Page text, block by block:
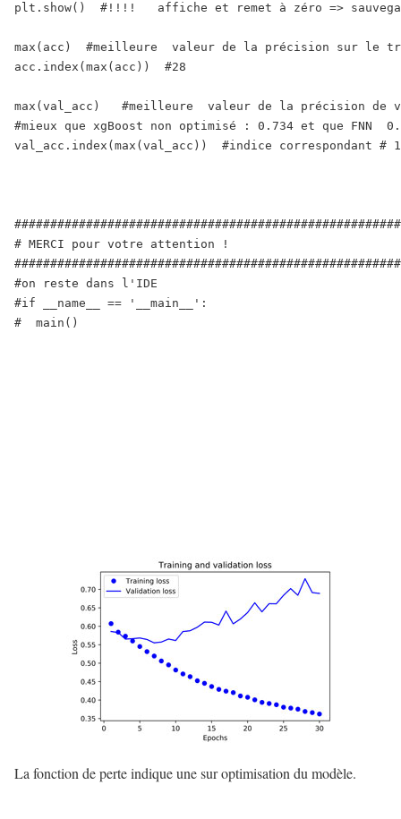
plt.show()  #!!!!   affiche et remet à zéro =>
max(acc)  #meilleure  valeur de la précision sur le
acc.index(max(acc))  #28
max(val_acc)   #meilleure  valeur de la précision de
#mieux que xgBoost non optimisé : 0.734 et que FNN
val_acc.index(max(val_acc))  #indice correspondant #
# MERCI pour votre attention !
#on reste dans l'IDE
#if __name__ == '__main__':
#  main()
La fonction de perte indique une sur optimisation du modèle.